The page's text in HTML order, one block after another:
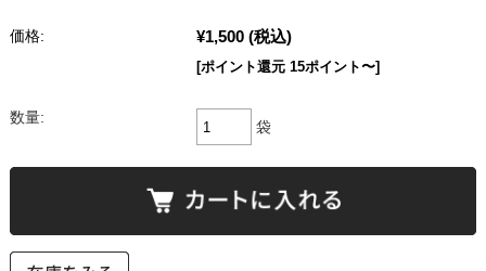
価格: ¥1,500 (税込)
[ポイント還元 15ポイント〜]
数量:
袋